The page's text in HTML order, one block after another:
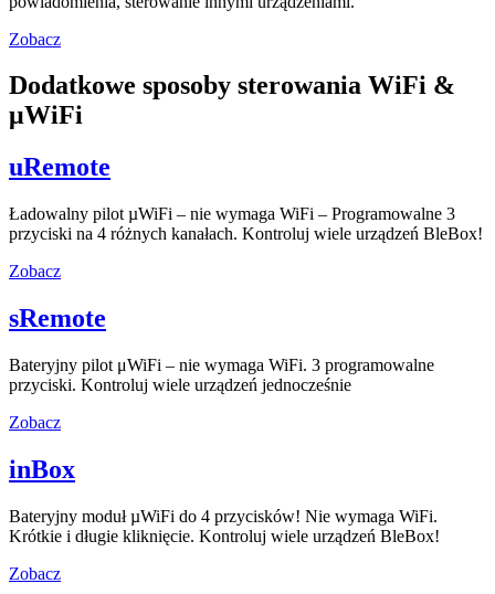
Zobacz
Dodatkowe sposoby sterowania WiFi &
μWiFi
uRemote
Ładowalny pilot µWiFi – nie wymaga WiFi – Programowalne 3
przyciski na 4 różnych kanałach. Kontroluj wiele urządzeń BleBox!
Zobacz
sRemote
Bateryjny pilot μWiFi – nie wymaga WiFi. 3 programowalne
przyciski. Kontroluj wiele urządzeń jednocześnie
Zobacz
inBox
Bateryjny moduł µWiFi do 4 przycisków! Nie wymaga WiFi.
Krótkie i długie kliknięcie. Kontroluj wiele urządzeń BleBox!
Zobacz